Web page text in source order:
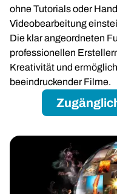
ohne Tutorials oder
Videobearbeitung
Die klar angeordneten
professionellen
Kreativität und
beeindruckender Filme.